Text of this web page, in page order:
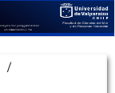
/